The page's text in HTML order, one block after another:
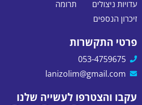
עדויות ניצולים
זיכרון הנספים
תרומה
פרטי התקשרות
053-4759675
lanizolim@gmail.com
עקבו והצטרפו לעשייה שלנו